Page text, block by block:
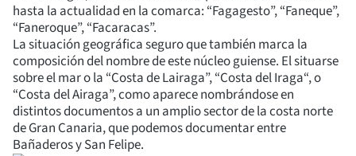
hasta la actualidad en la comarca: “Fagagesto”, “Faneque”,
“Faneroque”, “Facaracas”.
La situación geográfica seguro que también marca la
composición del nombre de este núcleo guiense. El situarse
sobre el mar o la “Costa de Lairaga”, “Costa del Iraga“, o
“Costa del Airaga”, como aparece nombrándose en
distintos documentos a un amplio sector de la costa norte
de Gran Canaria, que podemos documentar entre
Bañaderos y San Felipe.